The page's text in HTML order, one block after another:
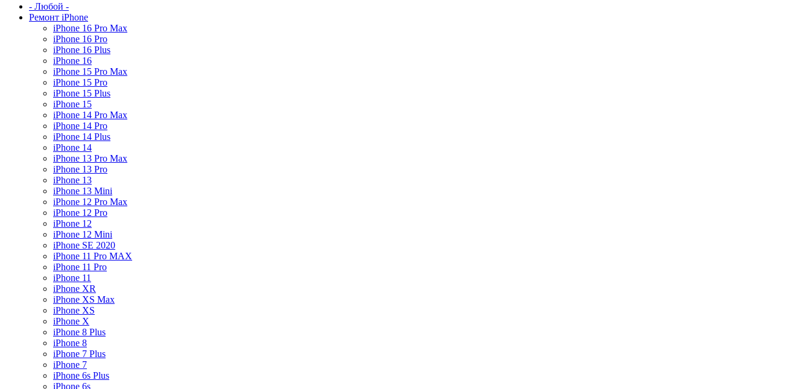
- Любой -
Ремонт iPhone
iPhone 16 Pro Max
iPhone 16 Pro
iPhone 16 Plus
iPhone 16
iPhone 15 Pro Max
iPhone 15 Pro
iPhone 15 Plus
iPhone 15
iPhone 14 Pro Max
iPhone 14 Pro
iPhone 14 Plus
iPhone 14
iPhone 13 Pro Max
iPhone 13 Pro
iPhone 13
iPhone 13 Mini
iPhone 12 Pro Max
iPhone 12 Pro
iPhone 12
iPhone 12 Mini
iPhone SE 2020
iPhone 11 Pro MAX
iPhone 11 Pro
iPhone 11
iPhone XR
iPhone XS Max
iPhone XS
iPhone X
iPhone 8 Plus
iPhone 8
iPhone 7 Plus
iPhone 7
iPhone 6s Plus
iPhone 6s